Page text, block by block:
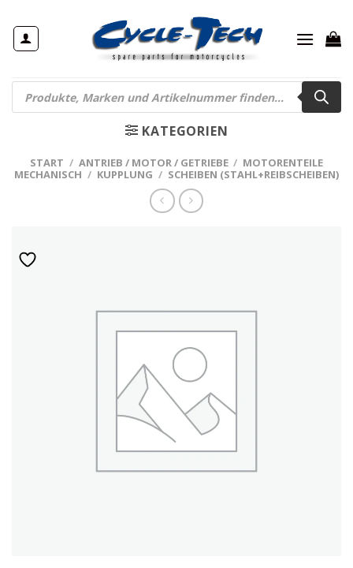
Inhalt
springen
Products
search
KATEGORIEN
START / ANTRIEB / MOTOR / GETRIEBE / MOTORENTEILE
MECHANISCH / KUPPLUNG / SCHEIBEN (STAHL+REIBSCHEIBEN)